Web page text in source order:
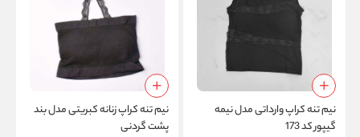
نیم‌ تنه کراپ وارداتی مدل نیمه
گیپور کد 173
نیم‌ تنه کراپ زنانه کبریتی مدل بند
پشت گردنی